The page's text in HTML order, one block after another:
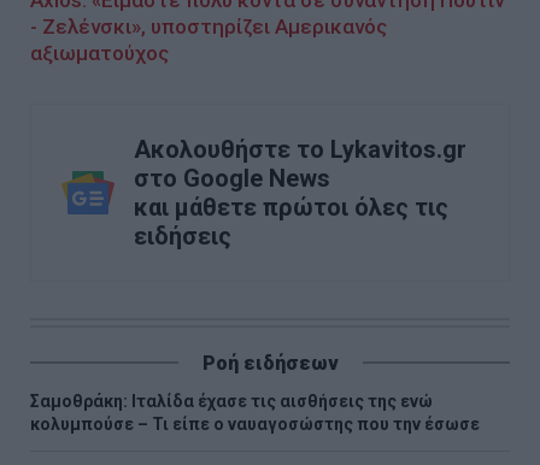
- Ζελένσκι», υποστηρίζει Αμερικανός
αξιωματούχος
Ακολουθήστε το Lykavitos.gr
στο Google News
και μάθετε πρώτοι όλες τις
ειδήσεις
Ροή ειδήσεων
Σαμοθράκη: Ιταλίδα έχασε τις αισθήσεις της ενώ
κολυμπούσε – Τι είπε ο ναυαγοσώστης που την έσωσε